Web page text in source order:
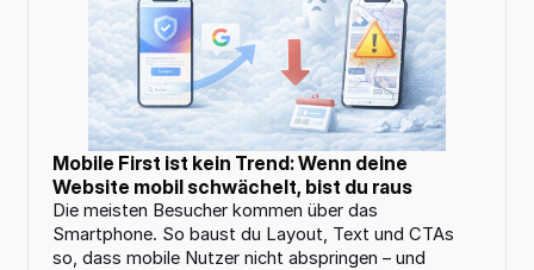
Mobile First ist kein Trend: Wenn deine
Website mobil schwächelt, bist du raus
Die meisten Besucher kommen über das
Smartphone. So baust du Layout, Text und CTAs
so, dass mobile Nutzer nicht abspringen – und